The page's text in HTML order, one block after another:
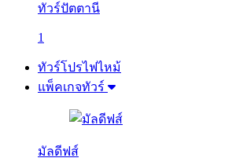
ทัวร์ปัตตานี
1
ทัวร์โปรไฟไหม้
แพ็คเกจทัวร์
มัลดีฟส์